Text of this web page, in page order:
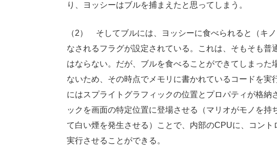
り、ヨッシーはブルを捕まえたと思ってしまう。
（2） そしてブルには、ヨッシーに食べられると（キ
なされるフラグが設定されている。これは、そもそも普
はならない。だが、ブルを食べることができてしまっ
ないため、その時点でメモリに書かれているコードを実
にはスプライトグラフィックの位置とプロパティが格納
ックを画面の特定位置に登場させる（マリオがモノを
て白い煙を発生させる）ことで、内部のCPUに、コン
実行させることができる。